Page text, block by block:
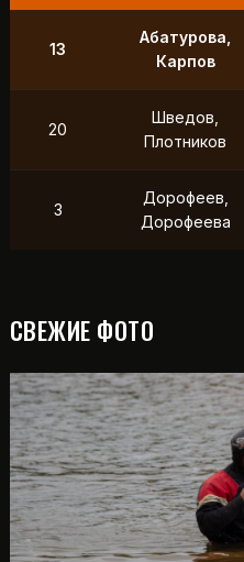
Маслов, Ходько
Петухов
Фердман